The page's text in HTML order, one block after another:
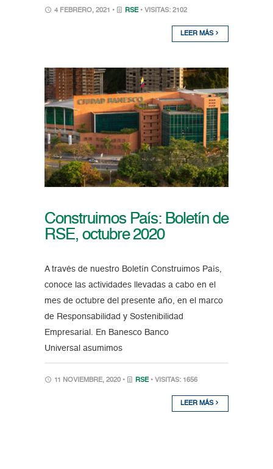
4 FEBRERO, 2021 • RSE • VISITAS: 2102
LEER MÁS
Construimos País: Boletín de
RSE, octubre 2020
A través de nuestro Boletín Construimos País,
conoce las actividades llevadas a cabo en el
mes de octubre del presente año, en el marco
de Responsabilidad y Sostenibilidad
Empresarial. En Banesco Banco
Universal asumimos
11 NOVIEMBRE, 2020 • RSE • VISITAS: 1656
LEER MÁS